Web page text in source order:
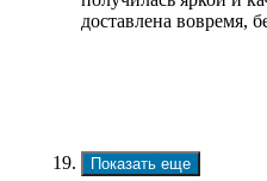
доставлена вовремя,
Показать еще